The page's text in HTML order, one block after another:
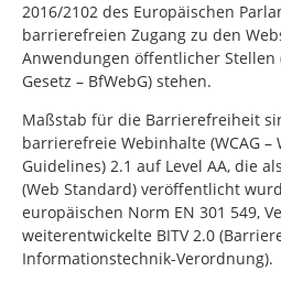
2016/2102 des Europäischen
barrierefreien Zugang zu den
Anwendungen öffentlicher Stellen
Gesetz – BfWebG) stehen.
Maßstab für die Barrierefreiheit
barrierefreie Webinhalte (WCAG –
Guidelines) 2.1 auf Level AA, die
(Web Standard) veröffentlicht
europäischen Norm EN 301 549,
weiterentwickelte BITV 2.0
Informationstechnik-Verordnung).